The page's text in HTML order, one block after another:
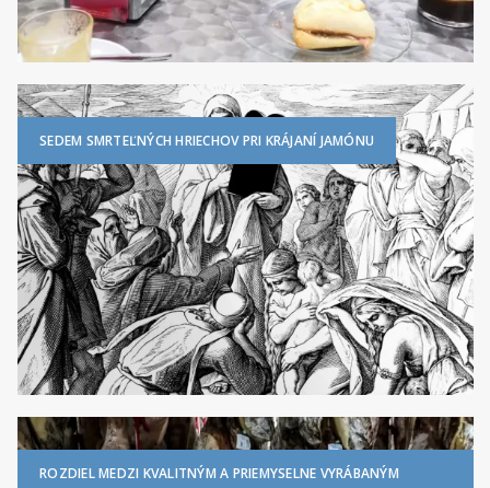
SEDEM SMRTEĽNÝCH HRIECHOV PRI KRÁJANÍ JAMÓNU
ROZDIEL MEDZI KVALITNÝM A PRIEMYSELNE VYRÁBANÝM